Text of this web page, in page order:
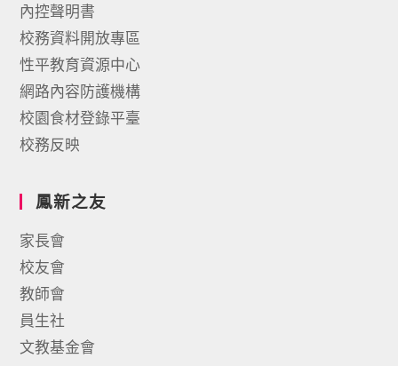
內控聲明書
校務資料開放專區
性平教育資源中心
網路內容防護機構
校園食材登錄平臺
校務反映
鳳新之友
家長會
校友會
教師會
員生社
文教基金會